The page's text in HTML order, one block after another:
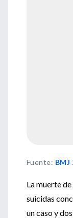
Fuente: BMJ
La muerte
suicidas
un caso y